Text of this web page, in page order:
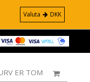
Valuta DKK
ER TOM